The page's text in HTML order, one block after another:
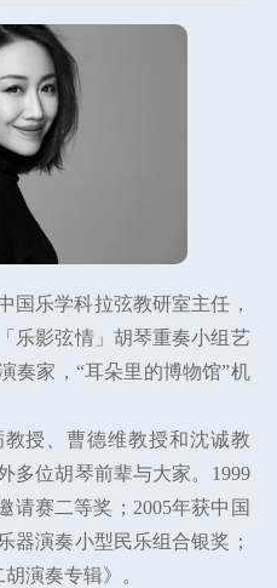
国乐学科拉弦教研室主任，
乐影弦情」胡琴重奏小组艺
奏家，“耳朵里的博物馆”机
授、曹德维教授和沈诚教
多位胡琴前辈与大家。1999
请赛二等奖；2005年获中国
器演奏小型民乐组合银奖；
演奏专辑》。